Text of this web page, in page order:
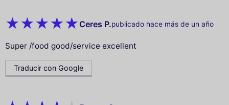
Ceres P.publicado hace más de un año
Super /food good/service excellent
Traducir con Google